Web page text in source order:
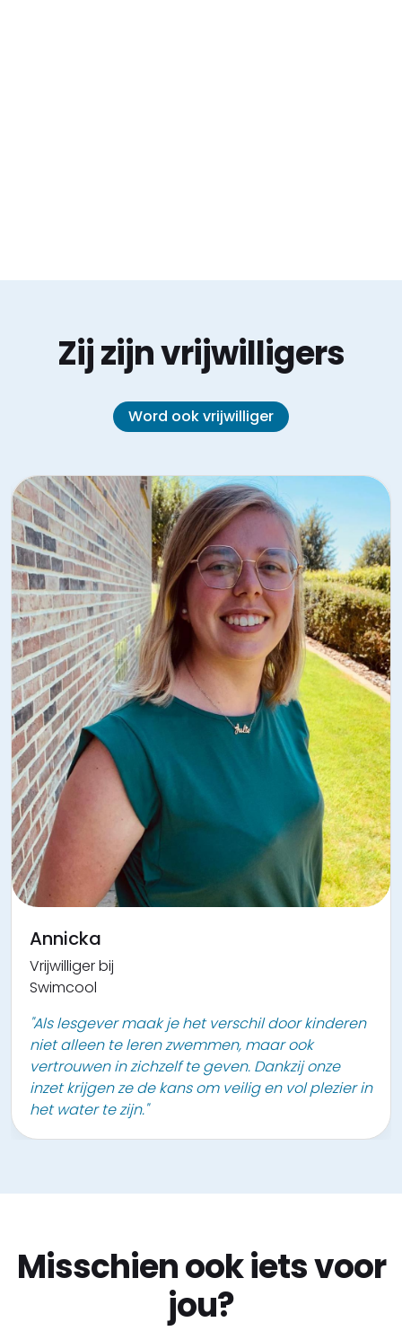
Zij zijn vrijwilligers
Word ook vrijwilliger
Jean
Vrijwilliger bij
Vrijwilligerswerk lokaal bestuur Kontich
"We helpen en steunen elkaar en leren zo ook
zelf veel bij."
Annicka
Vrijwilliger bij
Swimcool
"Als lesgever maak je het verschil door kinderen
niet alleen te leren zwemmen, maar ook
vertrouwen in zichzelf te geven. Dankzij onze
inzet krijgen ze de kans om veilig en vol plezier in
het water te zijn."
Misschien ook iets voor
jou?